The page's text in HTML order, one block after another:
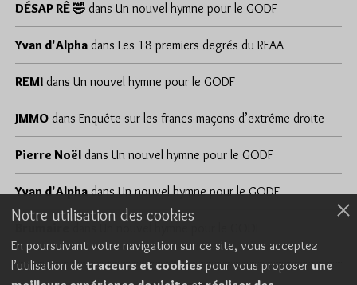
DÉSAP RÊ 🤣 dans Un nouvel hymne pour le GODF
Yvan d'Alpha dans Les 18 premiers degrés du REAA
REMI dans Un nouvel hymne pour le GODF
JMMO dans Enquête sur les francs-maçons d’extrême droite
Pierre Noël dans Un nouvel hymne pour le GODF
Yvan d'AlphadansUn nouvel hymne pour le GODF
Notre utilisation des cookies
En poursuivant votre navigation sur ce site, vous acceptez
l’utilisation de traceurs et cookies pour vous proposer une